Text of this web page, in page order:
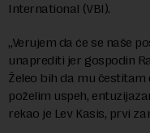
International (VBI).
„Verujem da će se naše
unaprediti jer gospodin
Želeo bih da mu
poželim uspeh,
rekao je Lev Kasis, prvi